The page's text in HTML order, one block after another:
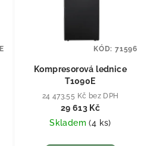
Kompresorová lednice
T1090E
24 473,55 Kč bez DPH
29 613 Kč
Skladem(4 ks)
KÓD: 71596